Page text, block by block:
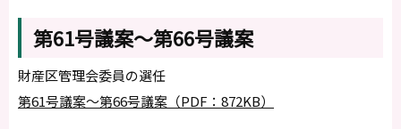
第61号議案～第66号議案
財産区管理会委員の選任
第61号議案～第66号議案（PDF：872KB）